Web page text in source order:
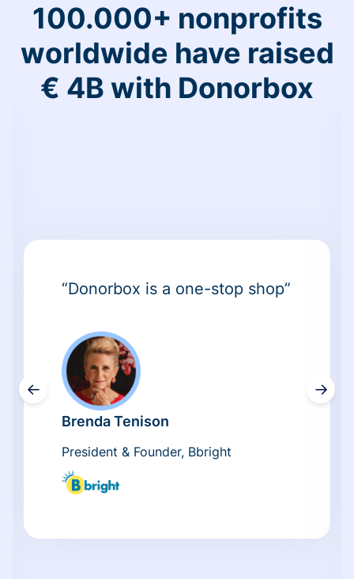
100.000+ nonprofits
worldwide have raised
€ 4B with Donorbox
←
“Donorbox is a one-stop shop”
Brenda Tenison
President & Founder, Bbright
→